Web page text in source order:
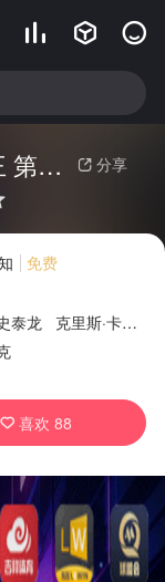
  
 分享
塔尔萨之王 第三季
免费
泰龙
克里斯·卡尔多维诺
 喜欢88
广告